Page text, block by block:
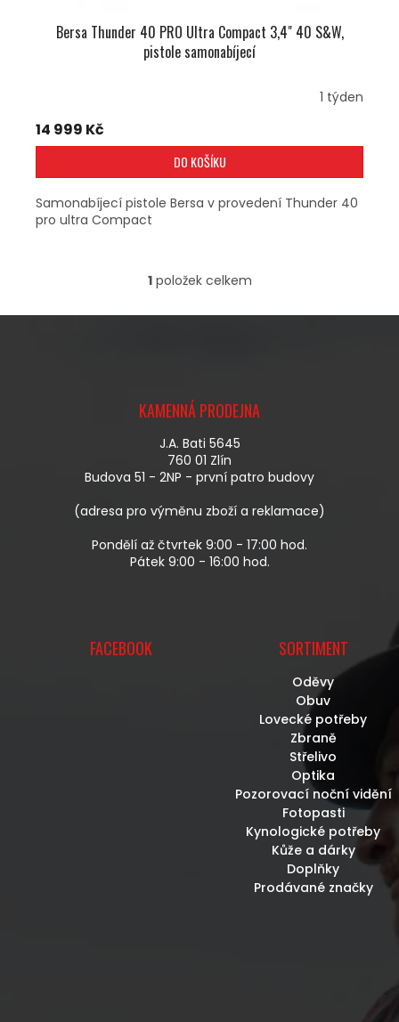
Bersa Thunder 40 PRO Ultra Compact 3,4" 40 S&W,
pistole samonabíjecí
1 týden
14 999 Kč
DO KOŠÍKU
Samonabíjecí pistole Bersa v provedení Thunder 40
pro ultra Compact
O
L
Í
P
R
V
K
V
P
I
1položek celkem
KAMENNÁ PRODEJNA
J.A. Bati 5645
760 01 Zlín
Budova 51 - 2NP - první patro budovy
(adresa pro výměnu zboží a reklamace)
Pondělí až čtvrtek 9:00 - 17:00 hod.
Pátek 9:00 - 16:00 hod.
FACEBOOK SORTIMENT
Oděvy
Obuv
Lovecké potřeby
Zbraně
Střelivo
Optika
Pozorovací noční vidění
Fotopasti
Kynologické potřeby
Kůže a dárky
Doplňky
Prodávané značky